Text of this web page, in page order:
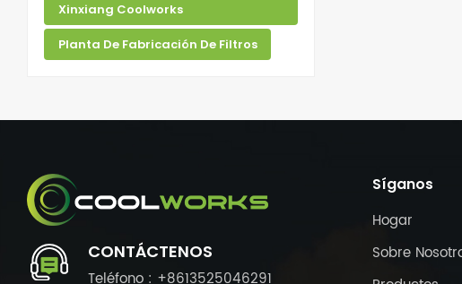
Xinxiang Coolworks
Planta De Fabricación De Filtros
CONTÁCTENOS
Teléfono : +8613525046291
Síganos
Hogar
Sobre